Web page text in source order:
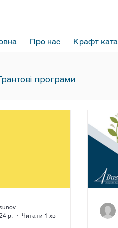
Про нас Крафт
програми
р.
Читати 1 хв